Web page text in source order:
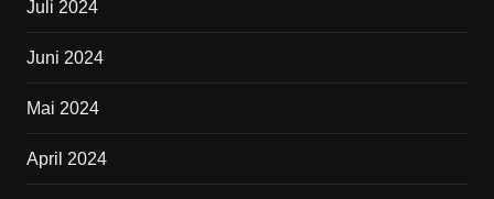
Juli 2024
Juni 2024
Mai 2024
April 2024